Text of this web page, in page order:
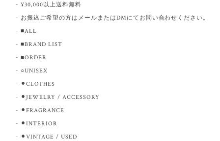
¥30,000以上送料無料
お振込ご希望の方はメールまたはDMにてお問い合わせください。
■ALL
■BRAND LIST
■ORDER
○UNISEX
⚫︎CLOTHES
⚫︎JEWELRY / ACCESSORY
⚫︎FRAGRANCE
⚫︎INTERIOR
⚫︎VINTAGE / USED